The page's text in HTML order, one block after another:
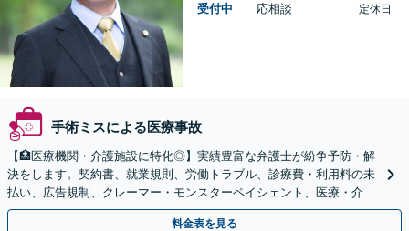
受付中
応相談
定休日
手術ミスによる医療事故
【🏥医療機関・介護施設に特化◎】実績豊富な弁護士が紛争予防・解
決をします。契約書、就業規則、労働トラブル、診療費・利用料の未
払い、広告規制、クレーマー・モンスターペイシェント、医療・介護
事故などに対応【顧問契約あり】
料金表を見る